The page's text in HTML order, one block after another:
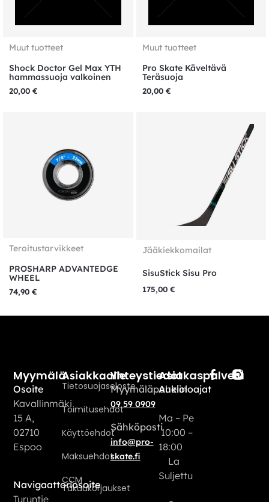
Muut tuotteet
Shock Doctor Gel Max YTH
hammassuoja valkoinen
20,00 €
Muut tuotteet
Pro Skate Käveltävä
Teräsuoja
20,00 €
Teroitustarvikkeet
PROSHARP ADVANTEDGE
WHEEL
74,90 €
Jääkiekkomailat
SisuStick Sisu Pro
175,00 €
Asiakkaalle
Tietosuojaseloste
Toimitusehdot
Käyttöehdot
Maksuehdot
CCM
Takuukorjaukset
Myymälä
Osoite
Kavallinmäki
15 A,
02710
Espoo
Navigaattoriosoite
Turuntie
Yhteystiedot
Myymäläpuhelin
09 59 0909
Sähköposti
info@pro-
skate.fi
Asiakaspalvelu
Aukioloajat
Ma – Pe
10:00 –
18:00
La
Suljettu